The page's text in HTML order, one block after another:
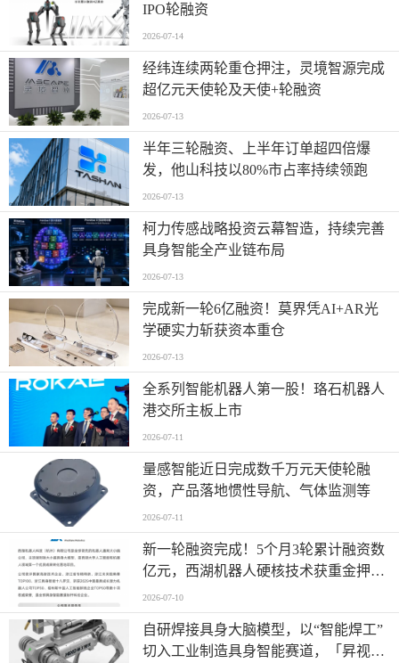
IPO轮融资
2026-07-14
经纬连续两轮重仓押注，灵境智源完成
超亿元天使轮及天使+轮融资
2026-07-13
半年三轮融资、上半年订单超四倍爆
发，他山科技以80%市占率持续领跑
2026-07-13
柯力传感战略投资云幕智造，持续完善
具身智能全产业链布局
2026-07-13
完成新一轮6亿融资！莫界凭AI+AR光
学硬实力斩获资本重仓
2026-07-13
全系列智能机器人第一股！珞石机器人
港交所主板上市
2026-07-11
量感智能近日完成数千万元天使轮融
资，产品落地惯性导航、气体监测等
2026-07-11
新一轮融资完成！5个月3轮累计融资数
亿元，西湖机器人硬核技术获重金押
注！
2026-07-10
自研焊接具身大脑模型，以“智能焊工”
切入工业制造具身智能赛道，「昇视唯